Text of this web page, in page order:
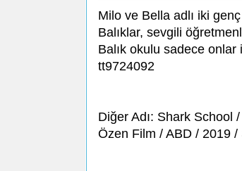
Milo ve Bella adlı iki
Balıklar, sevgili
Balık okulu sadece
tt9724092
Diğer Adı: Shark School
Özen Film / ABD / 2019